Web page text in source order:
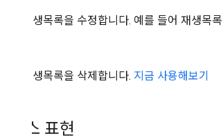
재생목록을 수정합니다. 예를 들어 재생목
재생목록을 삭제합니다. 지금 사용해보기
리소스 표현